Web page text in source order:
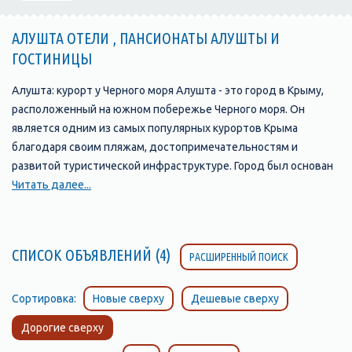
АЛУШТА ОТЕЛИ , ПАНСИОНАТЫ АЛУШТЫ И
ГОСТИНИЦЫ
Алушта: курорт у Черного моря Алушта - это город в Крыму,
расположенный на южном побережье Черного моря. Он
является одним из самых популярных курортов Крыма
благодаря своим пляжам, достопримечательностям и
развитой туристической инфраструктуре. Город был основан
в 1837 году и с тех пор стал одним из главных туристических
предлагают своим гостям комфортабельные номера и
широкий выбор услуг. Одной из главных
которая протянулась на несколько километров вдоль моря и
является прекрасным местом для прогулок и отдыха. Здесь
можно найти множество кафе, ресторанов, баров и магазинов,
Читать далее...
СПИСОК ОБЪЯВЛЕНИЙ (4) РАСШИРЕННЫЙ ПОИСК
Сортировка: Новые сверху Дешевые сверху
Дорогие сверху